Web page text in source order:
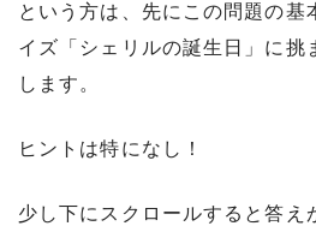
という方は、先にこの問題の基
イズ「シェリルの誕生日」に挑
します。
ヒントは特になし！
少し下にスクロールすると答え